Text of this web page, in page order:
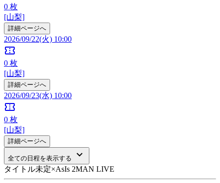
0 枚
[山梨]
詳細ページへ
2026/09/22(火) 10:00
confirmation_number
0 枚
[山梨]
詳細ページへ
2026/09/23(水) 10:00
confirmation_number
0 枚
[山梨]
詳細ページへ
全ての日程を表示する keyboard_arrow_down
タイトル未定×AsIs 2MAN LIVE